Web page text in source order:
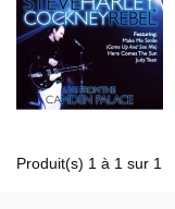
Produit(s) 1 à 1 sur 1